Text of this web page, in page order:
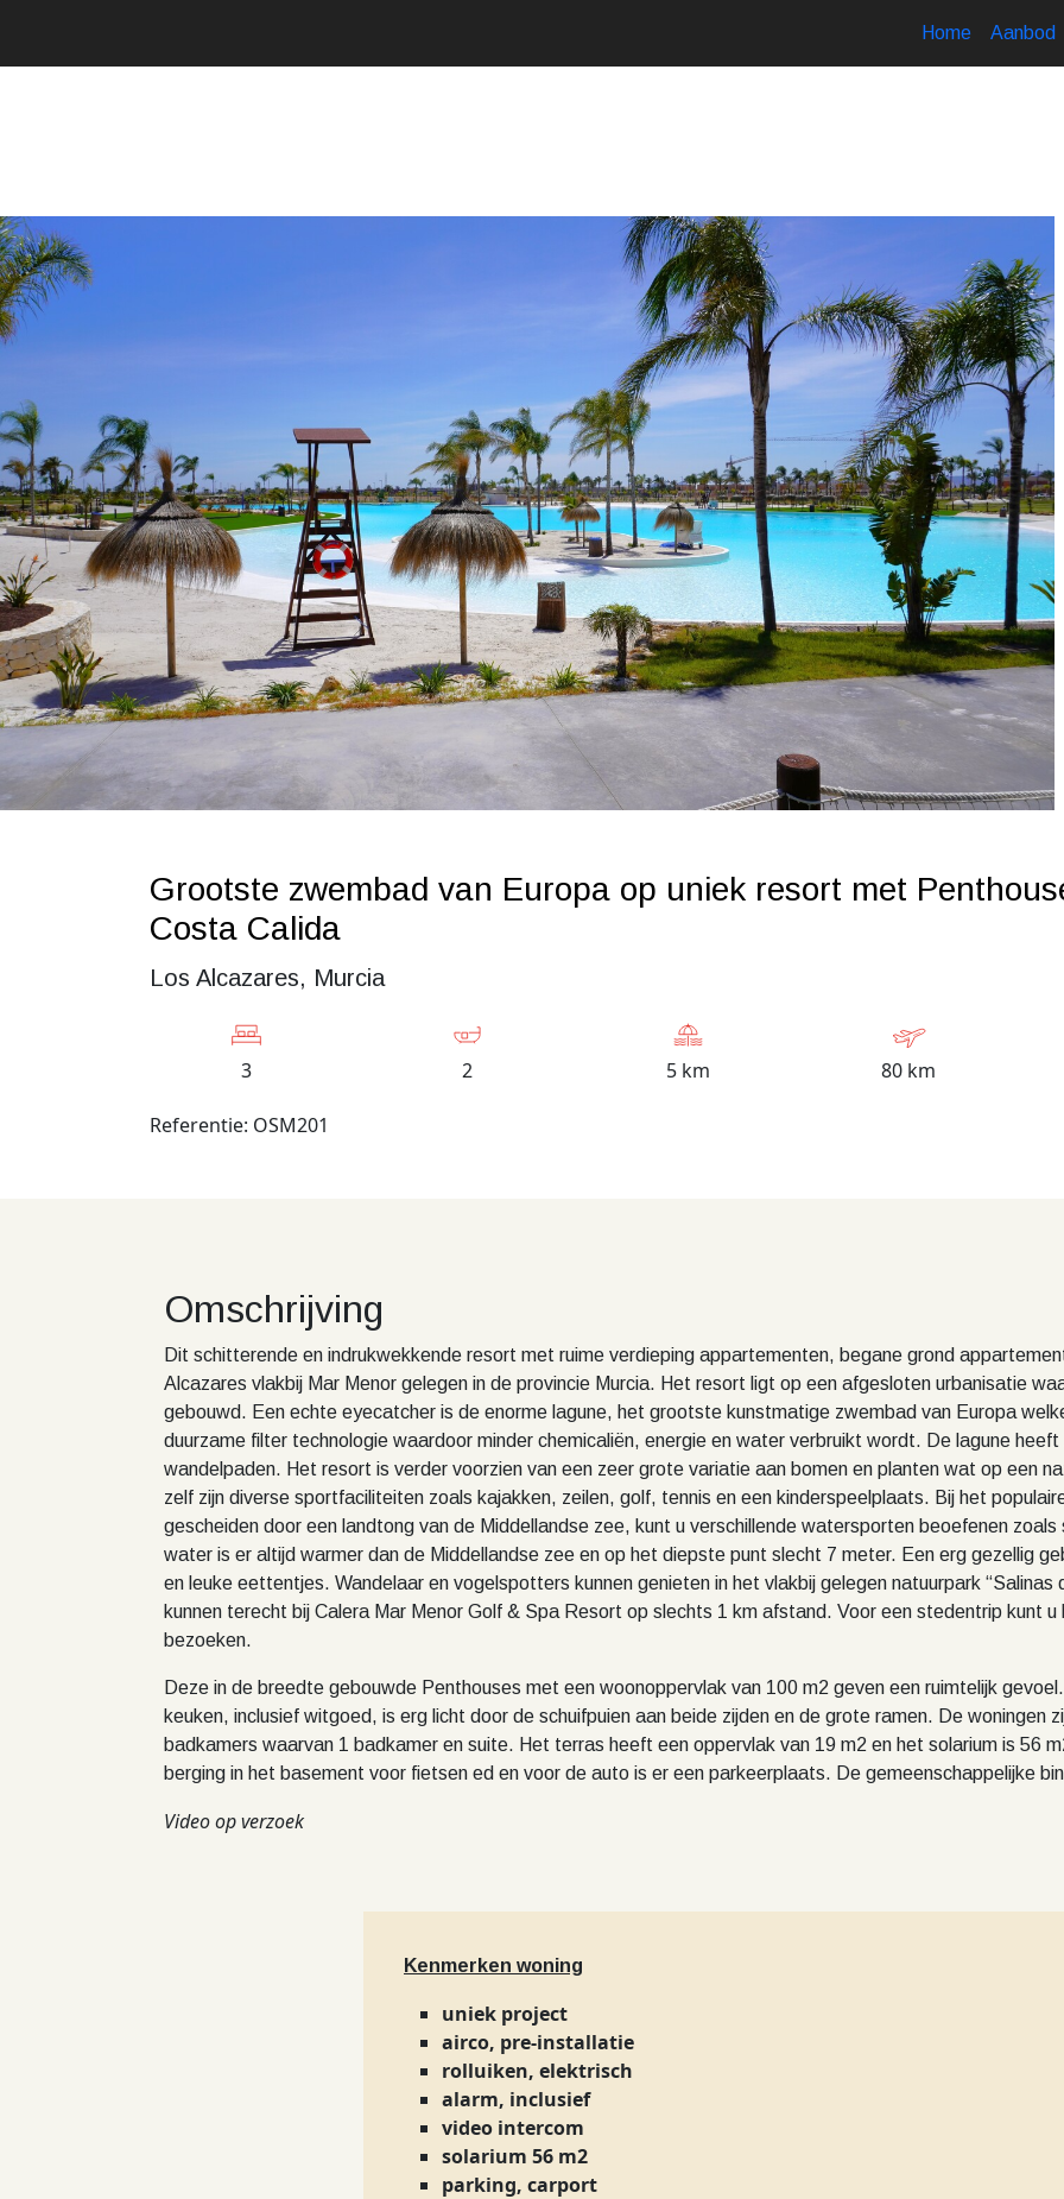
Home Aanbod
Grootste zwembad van Europa op uniek resort met
Costa Calida
Los Alcazares, Murcia
3 2 5 km 80 km
Referentie: OSM201
Omschrijving
Dit schitterende en indrukwekkende resort met ruime verdieping appartementen, begane grond
Alcazares vlakbij Mar Menor gelegen in de provincie Murcia. Het resort ligt op een afgesloten urbanisatie
gebouwd. Een echte eyecatcher is de enorme lagune, het grootste kunstmatige zwembad van Europa
duurzame filter technologie waardoor minder chemicaliën, energie en water verbruikt wordt. De lagune
wandelpaden. Het resort is verder voorzien van een zeer grote variatie aan bomen en planten wat op een
zelf zijn diverse sportfaciliteiten zoals kajakken, zeilen, golf, tennis en een kinderspeelplaats. Bij het
gescheiden door een landtong van de Middellandse zee, kunt u verschillende watersporten beoefenen
water is er altijd warmer dan de Middellandse zee en op het diepste punt slecht 7 meter. Een erg gezellig
en leuke eettentjes. Wandelaar en vogelspotters kunnen genieten in het vlakbij gelegen natuurpark “Salinas
kunnen terecht bij Calera Mar Menor Golf & Spa Resort op slechts 1 km afstand. Voor een stedentrip kunt
bezoeken.
Deze in de breedte gebouwde Penthouses met een woonoppervlak van 100 m2 geven een ruimtelijk
keuken, inclusief witgoed, is erg licht door de schuifpuien aan beide zijden en de grote ramen. De woningen
badkamers waarvan 1 badkamer en suite. Het terras heeft een oppervlak van 19 m2 en het solarium is 56
berging in het basement voor fietsen ed en voor de auto is er een parkeerplaats. De gemeenschappelijke
Video op verzoek
Kenmerken woning
uniek project
airco, pre-installatie
rolluiken, elektrisch
alarm, inclusief
video intercom
solarium 56 m2
parking, carport